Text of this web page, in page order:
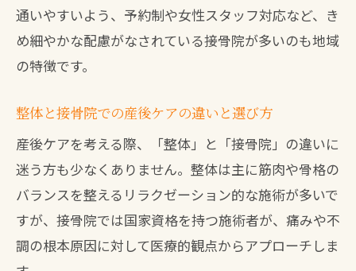
通いやすいよう、予約制や女性スタッフ対応など、き
め細やかな配慮がなされている接骨院が多いのも地域
の特徴です。
整体と接骨院での産後ケアの違いと選び方
産後ケアを考える際、「整体」と「接骨院」の違いに
迷う方も少なくありません。整体は主に筋肉や骨格の
バランスを整えるリラクゼーション的な施術が多いで
すが、接骨院では国家資格を持つ施術者が、痛みや不
調の根本原因に対して医療的観点からアプローチしま